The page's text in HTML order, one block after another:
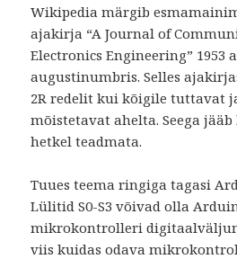
Wikipedia märgib
ajakirja “A Journal of
Electronics Engineering” 1953
augustinumbris. Selles
2R redelit kui kõigile tuttavat
mõistetavat ahelta. Seega
hetkel teadmata.
Tuues teema ringiga tagasi
Lülitid S0-S3 võivad olla
mikrokontrolleri
viis kuidas odava